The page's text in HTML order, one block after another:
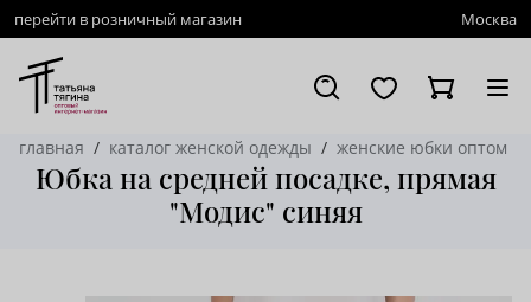
перейти в розничный магазин Москва
главная каталог женской одежды женские юбки оптом
Юбка на средней посадке, прямая
"Модис" синяя